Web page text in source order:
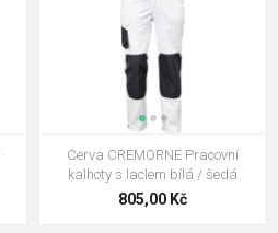
Cerva CREMORNE Pracovní
kalhoty s laclem bílá / šedá
805,00 Kč